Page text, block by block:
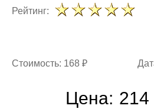
Рейтинг:
Стоимость: 168 ₽
Цена: 214